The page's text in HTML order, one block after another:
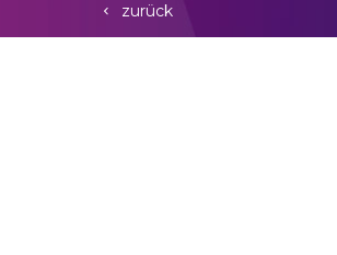
zurück